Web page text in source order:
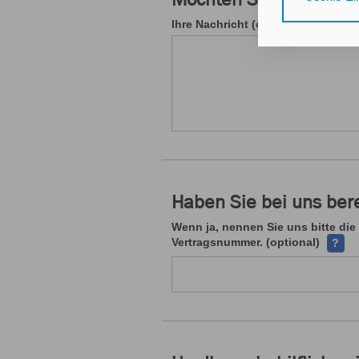
Gerät bzw.
25 Abs. 1
Zusätzlich
erteilten
Impressum
Ihre Nachricht (optional)
Haben Sie bei uns
Wenn ja, nennen Sie uns bitte die
Vertragsnummer. (optional)
Ihre
?